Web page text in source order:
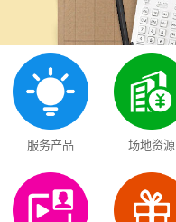
服务产品 场地资源